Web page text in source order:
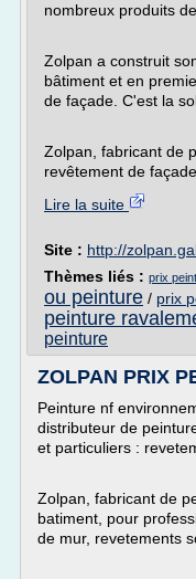
nombreux produits
Zolpan a construit
bâtiment et en
de façade. C'est la
Zolpan, fabricant de
revêtement de
Lire la suite
Site : http://
Thèmes liés : prix
ou peinture / prix
peinture
peinture
ZOLPAN PRIX
Peinture nf
distributeur de
et particuliers :
Zolpan, fabricant de
batiment, pour
de mur, revetements